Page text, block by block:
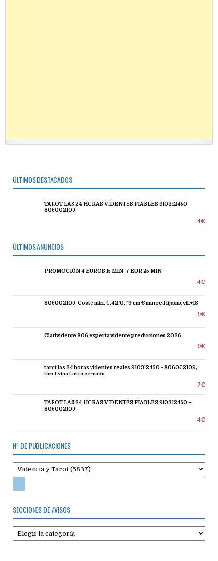
ÚLTIMOS DESTACADOS
TAROT LAS 24 HORAS VIDENTES FIABLES 910312450 –
806002109
4€
ÚLTIMOS ANUNCIOS
PROMOCIÓN 4 EUROS 15 MIN -7 EUR 25 MIN
4€
806002109. Coste min. 0,42/0,79 cm € min red fija/móvil.+18
9€
Clarividente 806 experta vidente predicciones 2026
9€
tarot las 24 horas videntes reales 910312450 – 806002109,
tarot visa tarifa cerrada
7€
TAROT LAS 24 HORAS VIDENTES FIABLES 910312450 –
806002109
4€
Nº DE PUBLICACIONES
SECCIONES DE AVISOS
Secciones
de